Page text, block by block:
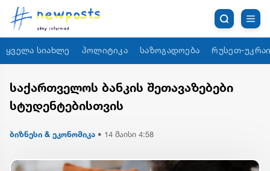
ყველა სიახლე პოლიტიკა საზოგადოება რუსეთ-
საქართველოს ბანკის შეთავაზებები
სტუდენტებისთვის
ბიზნესი & ეკონომიკა • 14 მაისი 4:58